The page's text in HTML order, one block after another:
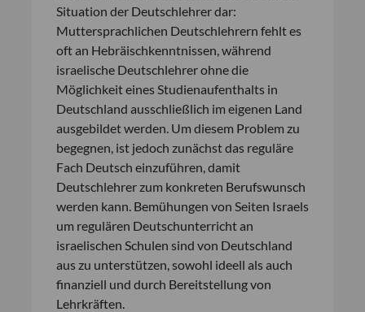
Situation der Deutschlehrer dar:
Muttersprachlichen Deutschlehrern fehlt es
oft an Hebräischkenntnissen, während
israelische Deutschlehrer ohne die
Möglichkeit eines Studienaufenthalts in
Deutschland ausschließlich im eigenen Land
ausgebildet werden. Um diesem Problem zu
begegnen, ist jedoch zunächst das reguläre
Fach Deutsch einzuführen, damit
Deutschlehrer zum konkreten Berufswunsch
werden kann. Bemühungen von Seiten Israels
um regulären Deutschunterricht an
israelischen Schulen sind von Deutschland
aus zu unterstützen, sowohl ideell als auch
finanziell und durch Bereitstellung von
Lehrkräften.